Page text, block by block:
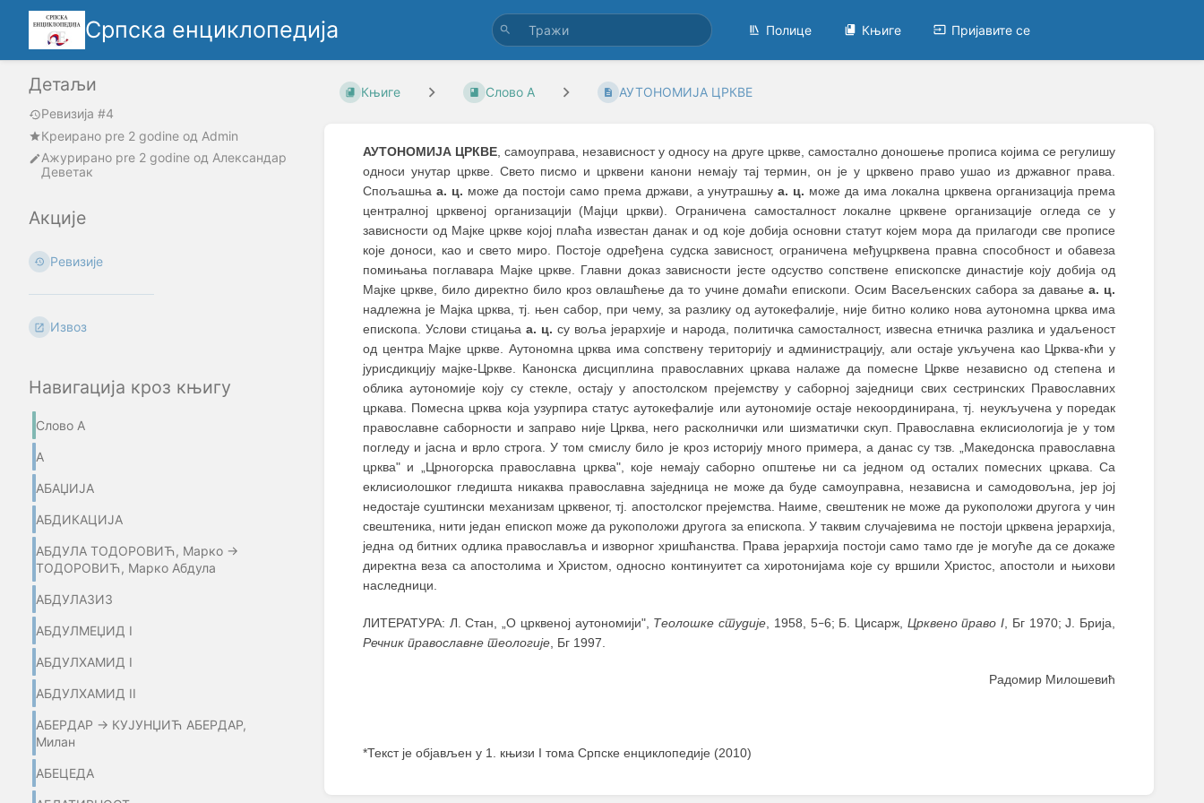
Српска енциклопедија Полице Књиге Пријавите се
Детаљи
Ревизија #4
Креирано pre 2 godine oд Admin
Ажурирано pre 2 godine од Александар
Деветак
Акције
Ревизије
Извоз
Навигација кроз књигу
Слово А
А
АБАЏИЈA
АБДИКАЦИЈА
АБДУЛА ТОДОРОВИЋ, Марко →
ТОДОРОВИЋ, Марко Абдула
АБДУЛАЗИЗ
АБДУЛМЕЏИД I
АБДУЛХАМИД I
АБДУЛХАМИД II
АБЕРДАР → КУЈУНЏИЋ АБЕРДАР,
Милан
АБЕЦЕДА
Књиге Слово А АУТОНОМИЈА ЦРКВЕ
АУТОНОМИЈА ЦРКВЕ, самоуправа, независност у односу на друге цркве, самостално доношење прописа којима се регулишу
односи унутар цркве. Свето писмо и црквени канони немају тај термин, он је у црквено право ушао из државног права.
Спољашња а. ц. може да постоји само према држави, а унутрашњуа. ц. може да има локална црквена организација према
централној црквеној организацији (Мајци цркви). Ограничена самосталност локалне црквене организације огледа се у
зависности од Мајке цркве којој плаћа известан данак и од које добија основни статут којем мора да прилагоди све прописе
које доноси, као и свето миро. Постоје одређена судска зависност, ограничена међуцрквена правна способност и обавеза
помињања поглавара Мајке цркве. Главни доказ зависности јесте одсуство сопствене епископске династије коју добија од
Мајке цркве, било директно било кроз овлашћење да то учине домаћи епископи. Осим Васељенских сабора за давањеа. ц.
надлежна је Мајка црква, тј. њен сабор, при чему, за разлику од аутокефалије, није битно колико нова аутономна црква има
епископа. Услови стицањаа. ц. су воља јерархије и народа, политичка самосталност, извесна етничка разлика и удаљеност
од центра Мајке цркве. Аутономна црква има сопствену територију и администрацију, али остаје укључена као Црква-кћи у
јурисдикцију мајке-Цркве. Канонска дисциплина православних цркава налаже да помесне Цркве независно од степена и
облика аутономије коју су стекле, остају у апостолском прејемству у саборној заједници свих сестринских Православних
цркава. Помесна црква која узурпира статус аутокефалије или аутономије остаје некоординирана, тј. неукључена у поредак
православне саборности и заправо није Црква, него расколнички или шизматички скуп. Православна еклисиологија је у том
погледу и јасна и врло строга. У том смислу било је кроз историју много примера, а данас су тзв. „Македонска православна
црква" и „Црногорска православна црква", које немају саборно општење ни са једном од осталих помесних цркава. Са
еклисиолошког гледишта никаква православна заједница не може да буде самоуправна, независна и самодовољна, јер јој
недостаје суштински механизам црквеног, тј. апостолског прејемства. Наиме, свештеник не може да рукоположи другога у чин
свештеника, нити један епископ може да рукоположи другога за епископа. У таквим случајевима не постоји црквена јерархија,
једна од битних одлика православља и изворног хришћанства. Права јерархија постоји само тамо где је могуће да се докаже
директна веза са апостолима и Христом, односно континуитет са хиротонијама које су вршили Христос, апостоли и њихови
наследници.
ЛИТЕРАТУРА: Л. Стан, „О црквеној аутономији", Теолошке студије , 1958, 5–6; Б. Цисарж, Црквено право I , Бг 1970; Ј. Брија,
Речник православне теологије , Бг 1997.
Радомир Милошевић
*Текст је објављен у 1. књизи I тома Српске енциклопедије (2010)